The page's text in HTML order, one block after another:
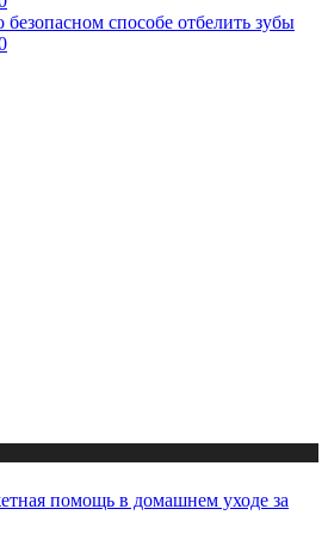
безопасном способе отбелить зубы
помощь в домашнем уходе за